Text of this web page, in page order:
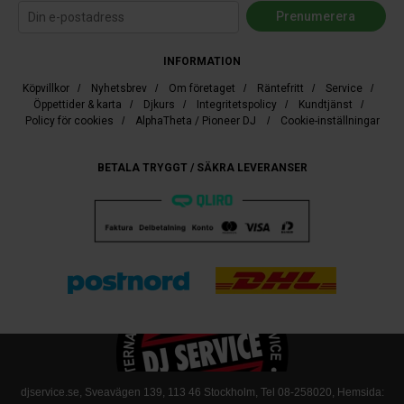
INFORMATION
Köpvillkor / Nyhetsbrev / Om företaget / Räntefritt / Service /
Öppettider & karta / Djkurs / Integritetspolicy / Kundtjänst /
Policy för cookies / AlphaTheta / Pioneer DJ / Cookie-inställningar
BETALA TRYGGT / SÄKRA LEVERANSER
djservice.se, Sveavägen 139, 113 46 Stockholm, Tel 08-258020 , Hemsida: